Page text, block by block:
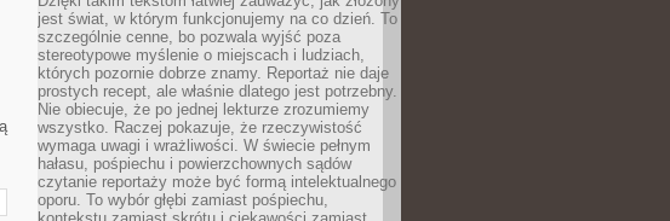
jest świat, w którym funkcjonujemy na co dzień. To
szczególnie cenne, bo pozwala wyjść poza
stereotypowe myślenie o miejscach i ludziach,
których pozornie dobrze znamy. Reportaż nie daje
prostych recept, ale właśnie dlatego jest potrzebny.
Nie obiecuje, że po jednej lekturze zrozumiemy
wszystko. Raczej pokazuje, że rzeczywistość
wymaga uwagi i wrażliwości. W świecie pełnym
hałasu, pośpiechu i powierzchownych sądów
czytanie reportaży może być formą intelektualnego
oporu. To wybór głębi zamiast pośpiechu,